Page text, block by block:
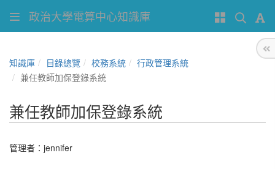
政治大學電算中心知識庫
知識庫 目錄總覽 校務系統
行政管理系統
兼任教師加保登錄系統
兼任教師加保登錄系統
管理者： jennifer